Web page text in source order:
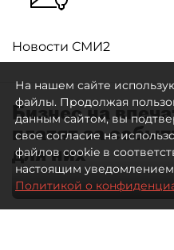
Новости СМИ2
Бизнес на
платят за
для них
На нашем сайте
файлы. Продолжая
данным сайтом, вы
свое согласие на
файлов cookie в
настоящим
Политикой о